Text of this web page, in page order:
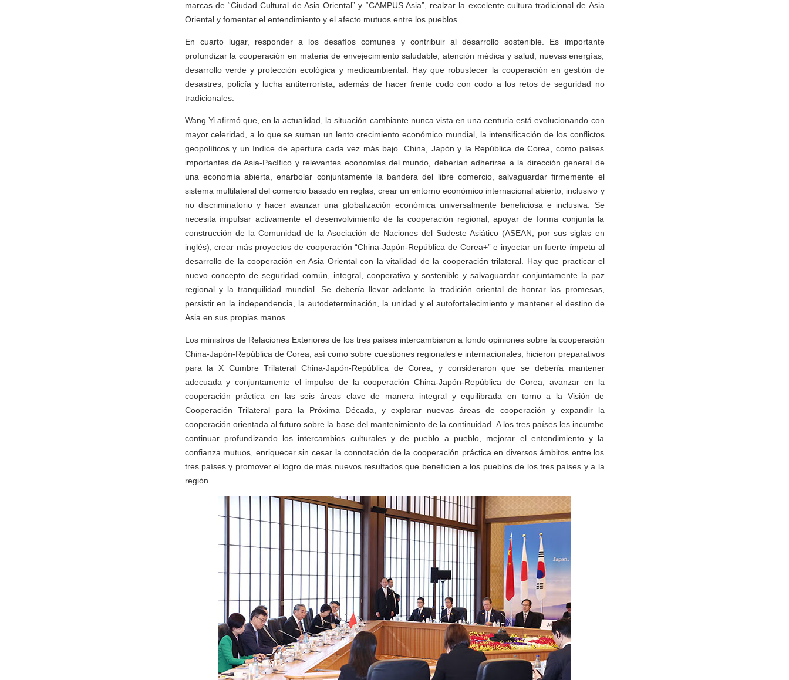
marcas de “Ciudad Cultural de Asia Oriental” y “CAMPUS Asia”, realzar la excelente cultura tradicional de Asia
Oriental y fomentar el entendimiento y el afecto mutuos entre los pueblos.
En cuarto lugar, responder a los desafíos comunes y contribuir al desarrollo sostenible. Es importante
profundizar la cooperación en materia de envejecimiento saludable, atención médica y salud, nuevas energías,
desarrollo verde y protección ecológica y medioambiental. Hay que robustecer la cooperación en gestión de
desastres, policía y lucha antiterrorista, además de hacer frente codo con codo a los retos de seguridad no
tradicionales.
Wang Yi afirmó que, en la actualidad, la situación cambiante nunca vista en una centuria está evolucionando con
mayor celeridad, a lo que se suman un lento crecimiento económico mundial, la intensificación de los conflictos
geopolíticos y un índice de apertura cada vez más bajo. China, Japón y la República de Corea, como países
importantes de Asia-Pacífico y relevantes economías del mundo, deberían adherirse a la dirección general de
una economía abierta, enarbolar conjuntamente la bandera del libre comercio, salvaguardar firmemente el
sistema multilateral del comercio basado en reglas, crear un entorno económico internacional abierto, inclusivo y
no discriminatorio y hacer avanzar una globalización económica universalmente beneficiosa e inclusiva. Se
necesita impulsar activamente el desenvolvimiento de la cooperación regional, apoyar de forma conjunta la
construcción de la Comunidad de la Asociación de Naciones del Sudeste Asiático (ASEAN, por sus siglas en
inglés), crear más proyectos de cooperación “China-Japón-República de Corea+” e inyectar un fuerte ímpetu al
desarrollo de la cooperación en Asia Oriental con la vitalidad de la cooperación trilateral. Hay que practicar el
nuevo concepto de seguridad común, integral, cooperativa y sostenible y salvaguardar conjuntamente la paz
regional y la tranquilidad mundial. Se debería llevar adelante la tradición oriental de honrar las promesas,
persistir en la independencia, la autodeterminación, la unidad y el autofortalecimiento y mantener el destino de
Asia en sus propias manos.
Los ministros de Relaciones Exteriores de los tres países intercambiaron a fondo opiniones sobre la cooperación
China-Japón-República de Corea, así como sobre cuestiones regionales e internacionales, hicieron preparativos
para la X Cumbre Trilateral China-Japón-República de Corea, y consideraron que se debería mantener
adecuada y conjuntamente el impulso de la cooperación China-Japón-República de Corea, avanzar en la
cooperación práctica en las seis áreas clave de manera integral y equilibrada en torno a la Visión de
Cooperación Trilateral para la Próxima Década, y explorar nuevas áreas de cooperación y expandir la
cooperación orientada al futuro sobre la base del mantenimiento de la continuidad. A los tres países les incumbe
continuar profundizando los intercambios culturales y de pueblo a pueblo, mejorar el entendimiento y la
confianza mutuos, enriquecer sin cesar la connotación de la cooperación práctica en diversos ámbitos entre los
tres países y promover el logro de más nuevos resultados que beneficien a los pueblos de los tres países y a la
región.